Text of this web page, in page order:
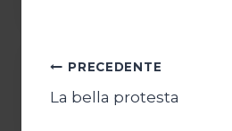
Navigazione
articoli
PRECEDENTE
La bella protesta